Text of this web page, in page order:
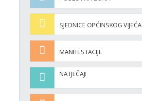
SJEDNICE OPĆINSKOG VIJEĆA
MANIFESTACIJE
NATJEČAJI